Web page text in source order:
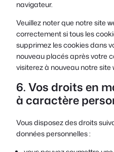
navigateur.
Veuillez noter que notre site
correctement si tous les
supprimez les cookies dans
nouveau placés après votre
visiterez à nouveau notre site
6. Vos droits en
à caractère
Vous disposez des droits
données personnelles :